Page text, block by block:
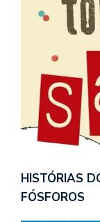
HISTÓRIAS
FÓSFOROS